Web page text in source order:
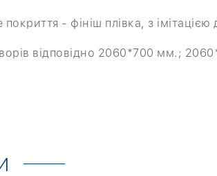
- фініш плівка, з імітацією
відповідно 2060*700 мм.;